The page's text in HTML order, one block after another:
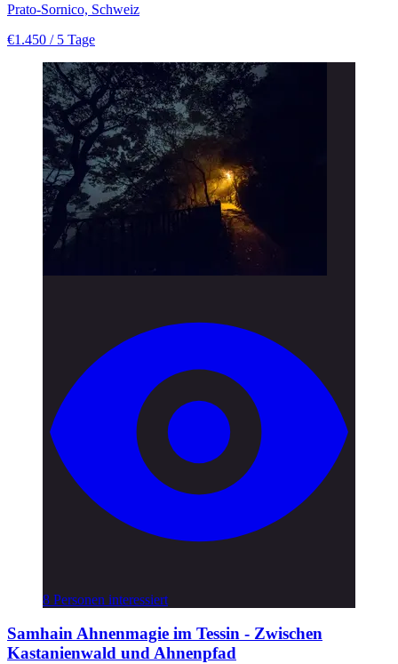
Prato-Sornico, Schweiz
€1.450 / 5 Tage
8 Personen interessiert
Samhain Ahnenmagie im Tessin - Zwischen
Kastanienwald und Ahnenpfad